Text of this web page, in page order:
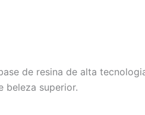
de resina de alta
beleza superior.